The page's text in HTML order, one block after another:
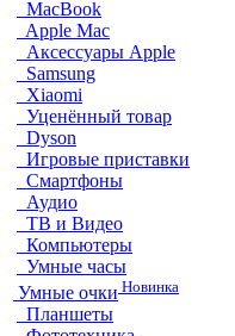
MacBook
Apple Mac
Аксессуары Apple
Samsung
Xiaomi
Уценённый товар
Dyson
Игровые приставки
Смартфоны
Аудио
ТВ и Видео
Компьютеры
Умные часы
Умные очки Новинка
Планшеты